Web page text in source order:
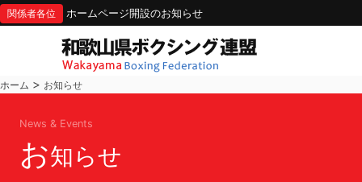
関係者各位 ホームページ開設のお知らせ
ホーム > お知らせ
News & Events
お知らせ